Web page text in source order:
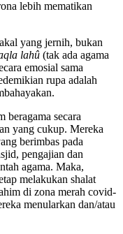
lebih mematikan
yang jernih, bukan
lahû (tak ada agama
emosial sama
rupa adalah
beragama secara
yang cukup. Mereka
berimbas pada
pengajian dan
agama. Maka,
melakukan shalat
di zona merah covid-
menularkan dan/atau